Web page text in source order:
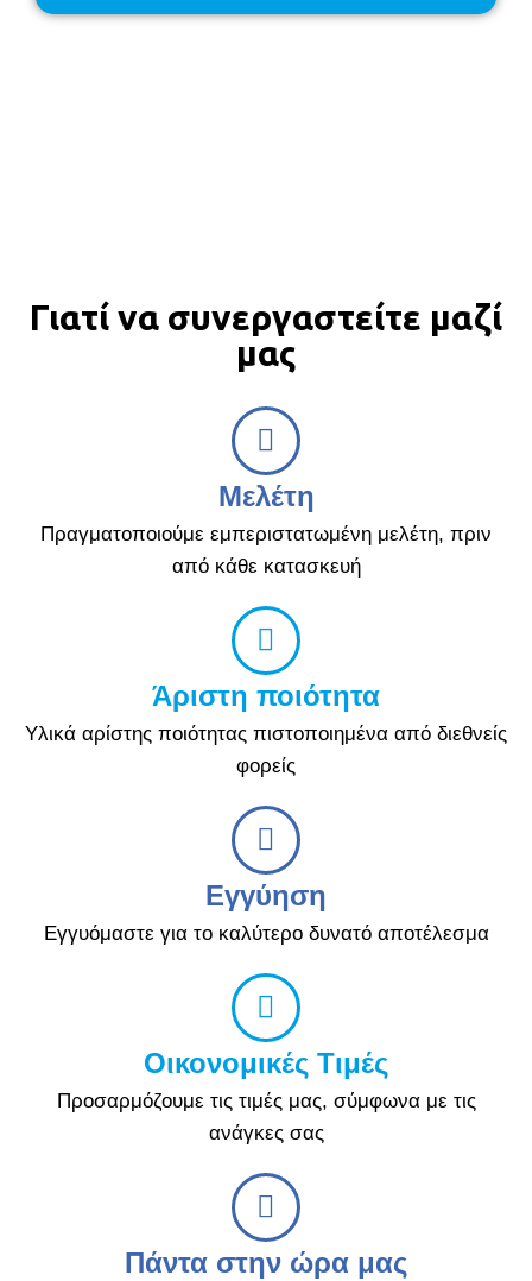
Γιατί να συνεργαστείτε μαζί
μας
Μελέτη
Πραγματοποιούμε εμπεριστατωμένη μελέτη, πριν
από κάθε κατασκευή
Άριστη ποιότητα
Υλικά αρίστης ποιότητας πιστοποιημένα από διεθνείς
φορείς
Εγγύηση
Εγγυόμαστε για το καλύτερο δυνατό αποτέλεσμα
Οικονομικές Τιμές
Προσαρμόζουμε τις τιμές μας, σύμφωνα με τις
ανάγκες σας
Πάντα στην ώρα μας